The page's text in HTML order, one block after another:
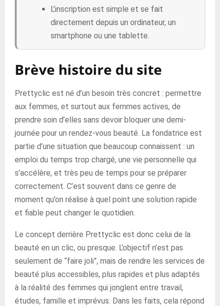
L’inscription est simple et se fait
directement depuis un ordinateur, un
smartphone ou une tablette.
Brève histoire du site
Prettyclic est né d’un besoin très concret : permettre
aux femmes, et surtout aux femmes actives, de
prendre soin d’elles sans devoir bloquer une demi-
journée pour un rendez-vous beauté. La fondatrice est
partie d’une situation que beaucoup connaissent : un
emploi du temps trop chargé, une vie personnelle qui
s’accélère, et très peu de temps pour se préparer
correctement. C’est souvent dans ce genre de
moment qu’on réalise à quel point une solution rapide
et fiable peut changer le quotidien.
Le concept derrière Prettyclic est donc celui de la
beauté en un clic, ou presque. L’objectif n’est pas
seulement de “faire joli”, mais de rendre les services de
beauté plus accessibles, plus rapides et plus adaptés
à la réalité des femmes qui jonglent entre travail,
études, famille et imprévus. Dans les faits, cela répond